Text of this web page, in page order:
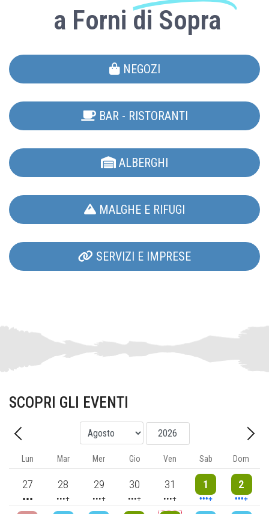
a Forni di Sopra
NEGOZI
BAR - RISTORANTI
ALBERGHI
MALGHE E RIFUGI
SERVIZI E IMPRESE
SCOPRI GLI EVENTI
Precedente - Mese
Mese
Anno
Lun Mar Mer Gio Ven Sab Dom
27
3 events 28
4 events 29
5 events 30
5 events 31
5 events 1
9 events 2
8 events